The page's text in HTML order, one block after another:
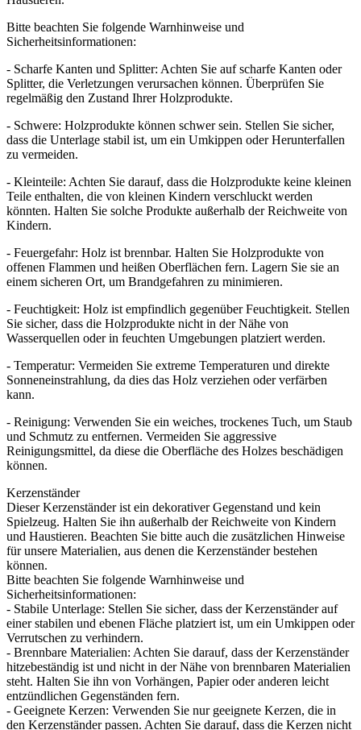
Bitte beachten Sie folgende Warnhinweise und
Sicherheitsinformationen:
- Scharfe Kanten und Splitter: Achten Sie auf scharfe Kanten oder
Splitter, die Verletzungen verursachen können. Überprüfen Sie
regelmäßig den Zustand Ihrer Holzprodukte.
- Schwere: Holzprodukte können schwer sein. Stellen Sie sicher,
dass die Unterlage stabil ist, um ein Umkippen oder Herunterfallen
zu vermeiden.
- Kleinteile: Achten Sie darauf, dass die Holzprodukte keine kleinen
Teile enthalten, die von kleinen Kindern verschluckt werden
könnten. Halten Sie solche Produkte außerhalb der Reichweite von
Kindern.
- Feuergefahr: Holz ist brennbar. Halten Sie Holzprodukte von
offenen Flammen und heißen Oberflächen fern. Lagern Sie sie an
einem sicheren Ort, um Brandgefahren zu minimieren.
- Feuchtigkeit: Holz ist empfindlich gegenüber Feuchtigkeit. Stellen
Sie sicher, dass die Holzprodukte nicht in der Nähe von
Wasserquellen oder in feuchten Umgebungen platziert werden.
- Temperatur: Vermeiden Sie extreme Temperaturen und direkte
Sonneneinstrahlung, da dies das Holz verziehen oder verfärben
kann.
- Reinigung: Verwenden Sie ein weiches, trockenes Tuch, um Staub
und Schmutz zu entfernen. Vermeiden Sie aggressive
Reinigungsmittel, da diese die Oberfläche des Holzes beschädigen
können.
Kerzenständer
Dieser Kerzenständer ist ein dekorativer Gegenstand und kein
Spielzeug. Halten Sie ihn außerhalb der Reichweite von Kindern
und Haustieren. Beachten Sie bitte auch die zusätzlichen Hinweise
für unsere Materialien, aus denen die Kerzenständer bestehen
können.
Bitte beachten Sie folgende Warnhinweise und
Sicherheitsinformationen:
- Stabile Unterlage: Stellen Sie sicher, dass der Kerzenständer auf
einer stabilen und ebenen Fläche platziert ist, um ein Umkippen oder
Verrutschen zu verhindern.
- Brennbare Materialien: Achten Sie darauf, dass der Kerzenständer
hitzebeständig ist und nicht in der Nähe von brennbaren Materialien
steht. Halten Sie ihn von Vorhängen, Papier oder anderen leicht
entzündlichen Gegenständen fern.
- Geeignete Kerzen: Verwenden Sie nur geeignete Kerzen, die in
den Kerzenständer passen. Achten Sie darauf, dass die Kerzen nicht